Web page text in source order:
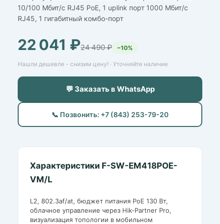
10/100 Мбит/с RJ45 PoE, 1 uplink порт 1000 Мбит/с
RJ45, 1 гигабитный комбо-порт
22 041 ₽24 490 ₽ −10%
Нашли дешевле - снизим цену! · Уточняйте наличие
💬 Заказать в WhatsApp
📞 Позвонить: +7 (843) 253-79-20
Характеристики F-SW-EM418POE-
VM/L
L2, 802.3af/at, бюджет питания PoE 130 Вт,
облачное управление через Hik-Partner Pro,
визуализация топологии в мобильном